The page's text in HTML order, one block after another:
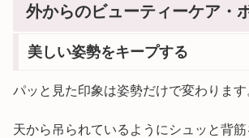
外からのビューティーケア・
美しい姿勢をキープする
パッと見た印象は姿勢だけで変わりま
天から吊られているようにシュッと背